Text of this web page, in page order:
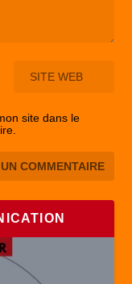
site dans le